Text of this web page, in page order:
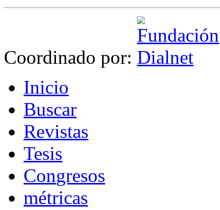
Coordinado por:
Inicio
Buscar
Revistas
Tesis
Congresos
métricas